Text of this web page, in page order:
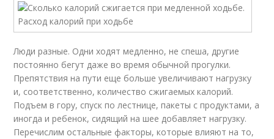
Люди разные. Одни ходят медленно, не спеша, другие
постоянно бегут даже во время обычной прогулки.
Препятствия на пути еще больше увеличивают нагрузку
и, соответственно, количество сжигаемых калорий.
Подъем в гору, спуск по лестнице, пакеты с продуктами, а
иногда и ребенок, сидящий на шее добавляет нагрузку.
Перечислим остальные факторы, которые влияют на то,